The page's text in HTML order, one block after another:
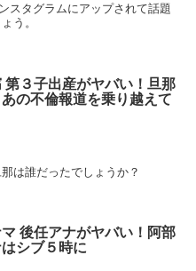
スタグラムにアップされて話題
う。
第３子出産がヤバい！旦那
の不倫報道を乗り越えて
は誰だったでしょうか？
後任アナがヤバい！阿部
シブ５時に